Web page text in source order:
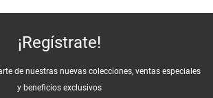
¡Regístrate!
de nuestras nuevas colecciones, ventas especiales
y beneficios exclusivos